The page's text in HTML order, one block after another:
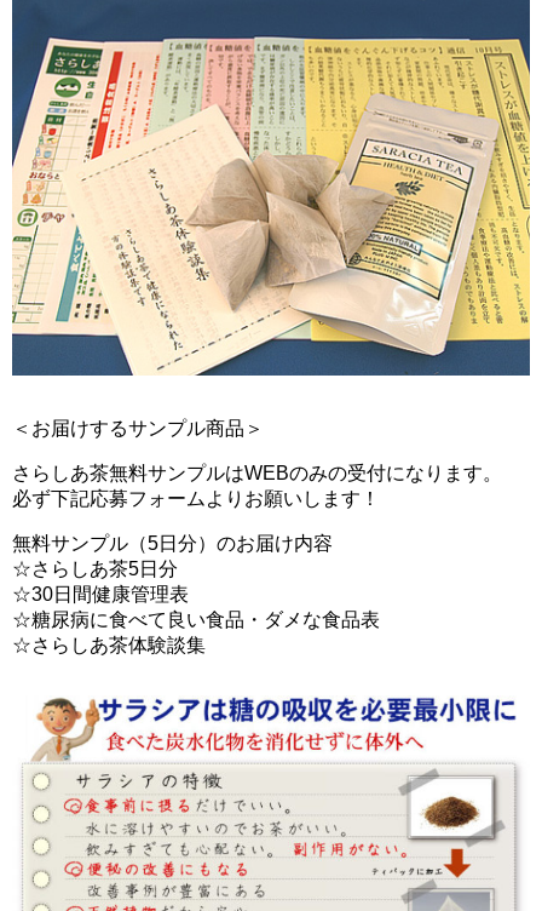
＜お届けするサンプル商品＞
さらしあ茶無料サンプルはWEBのみの受付になります。
必ず下記応募フォームよりお願いします！
無料サンプル（5日分）のお届け内容
☆さらしあ茶5日分
☆30日間健康管理表
☆糖尿病に食べて良い食品・ダメな食品表
☆さらしあ茶体験談集